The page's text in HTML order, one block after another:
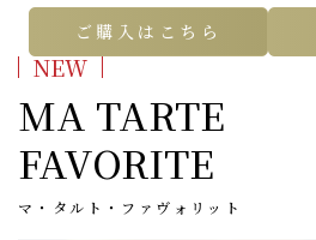
ご購入はこちら
NEW
MA TARTE
FAVORITE
マ・タルト・ファヴォリット